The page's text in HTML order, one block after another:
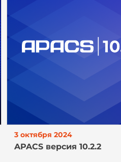
3 октября 2024
APACS версия 10.2.2